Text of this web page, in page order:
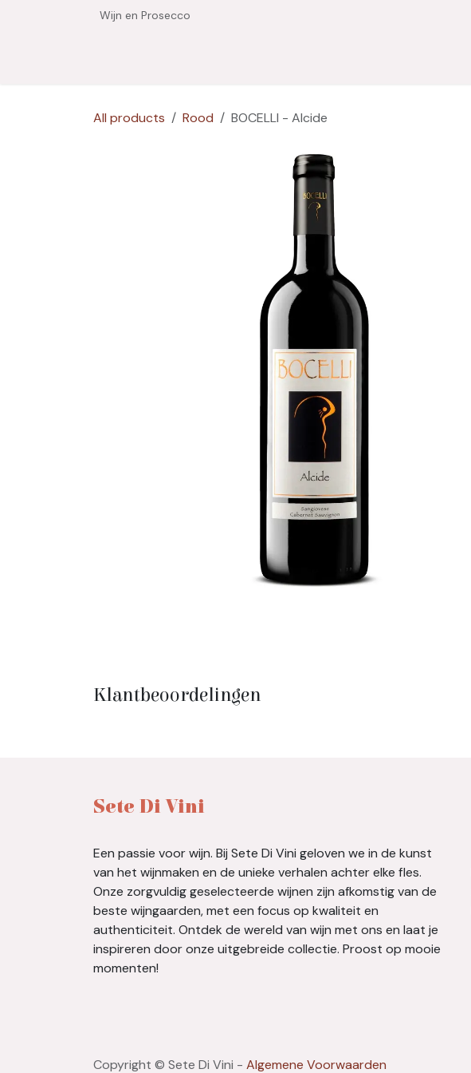
Overslaan naar inhoudWijn en Prosecco
All products Rood BOCELLI - Alcide
Klantbeoordelingen
Sete Di Vini
Een passie voor wijn. Bij Sete Di Vini geloven we in de kunst
van het wijnmaken en de unieke verhalen achter elke fles.
Onze zorgvuldig geselecteerde wijnen zijn afkomstig van de
beste wijngaarden, met een focus op kwaliteit en
authenticiteit. Ontdek de wereld van wijn met ons en laat je
inspireren door onze uitgebreide collectie. Proost op mooie
momenten!
Copyright © Sete Di Vini - Algemene Voorwaarden